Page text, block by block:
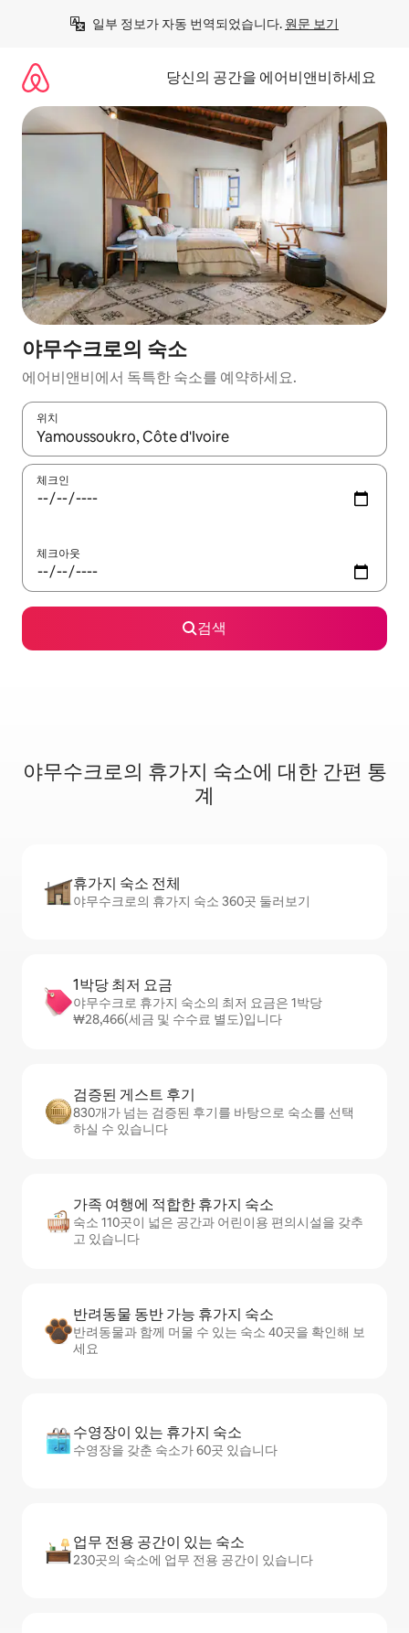
일부 정보가 자동 번역되었습니다. 원문 보기
당신의 공간을 에어비앤비하세요
야무수크로의 숙소
에어비앤비에서 독특한 숙소를 예약하세요.
위치
결과가 나오면 위·아래 화살표 키를 사용하거나 터치 또는 스와이
체크인
체크아웃
검색
야무수크로의 휴가지 숙소에 대한 간편 통
계
휴가지 숙소 전체
야무수크로의 휴가지 숙소 360곳 둘러보기
1박당 최저 요금
야무수크로 휴가지 숙소의 최저 요금은 1박당
₩28,466(세금 및 수수료 별도)입니다
검증된 게스트 후기
830개가 넘는 검증된 후기를 바탕으로 숙소를 선택
하실 수 있습니다
가족 여행에 적합한 휴가지 숙소
숙소 110곳이 넓은 공간과 어린이용 편의시설을 갖추
고 있습니다
반려동물 동반 가능 휴가지 숙소
반려동물과 함께 머물 수 있는 숙소 40곳을 확인해 보
세요
수영장이 있는 휴가지 숙소
수영장을 갖춘 숙소가 60곳 있습니다
업무 전용 공간이 있는 숙소
230곳의 숙소에 업무 전용 공간이 있습니다